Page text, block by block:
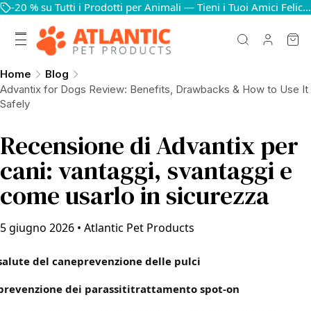
-20 % su Tutti i Prodotti per Animali — Tieni i Tuoi Amici Felici e in Salute
Home
Blog
Advantix for Dogs Review: Benefits, Drawbacks & How to Use It
Safely
Recensione di Advantix per
cani: vantaggi, svantaggi e
come usarlo in sicurezza
5 giugno 2026 • Atlantic Pet Products
del caneprevenzione delle pulci
dei parassititrattamento spot-on